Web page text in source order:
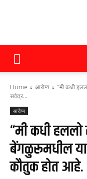
Home आरोग्य
"मी कधी
सर्वत्र...
आरोग्य
“मी कधी
बेंगळुरूमधील या
कौतुक होत आहे.